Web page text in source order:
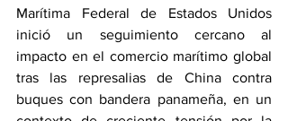
Marítima Federal de Estados Unidos
inició un seguimiento cercano al
impacto en el comercio marítimo global
tras las represalias de China contra
buques con bandera panameña, en un